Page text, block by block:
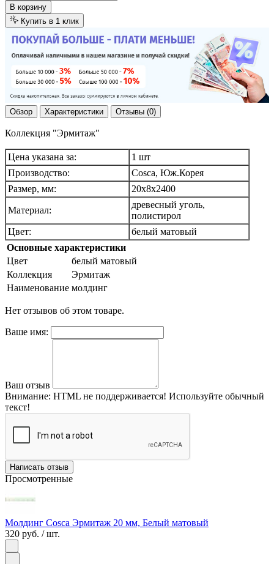
В корзину
Купить в 1 клик
Обзор Характеристики Отзывы (0)
Коллекция "Эрмитаж"
Цена указана за:
1 шт
Производство:
Cosca, Юж.Корея
Размер, мм:
20х8х2400
Материал:
древесный уголь,
полистирол
Цвет:
белый матовый
Основные характеристики
Цвет
белый матовый
Коллекция
Эрмитаж
Наименование молдинг
Нет отзывов об этом товаре.
Ваше имя:
Ваш отзыв
Внимание: HTML не поддерживается! Используйте обычный
текст!
Написать отзыв
Просмотренные
Молдинг Cosca Эрмитаж 20 мм, Белый матовый
320 руб. / шт.